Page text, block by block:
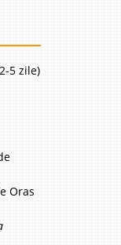
5 zile)
Oras